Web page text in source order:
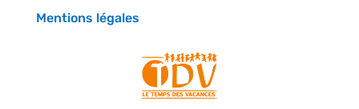
Mentions légales